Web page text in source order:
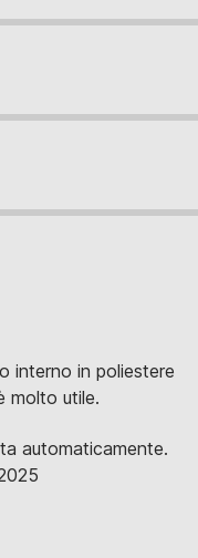
interno in poliestere
molto utile.
automaticamente.